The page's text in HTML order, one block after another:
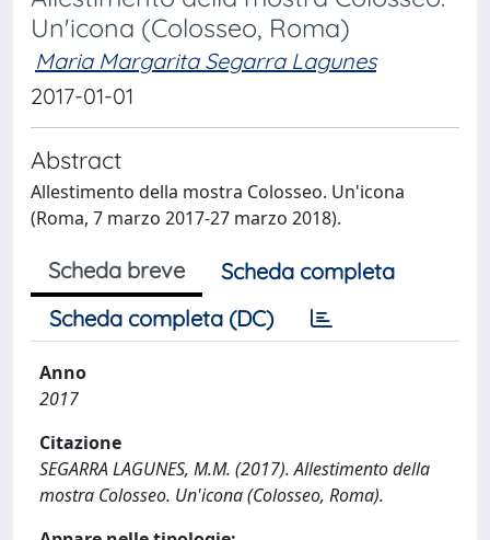
Un'icona (Colosseo, Roma)
Maria Margarita Segarra Lagunes
2017-01-01
Abstract
Allestimento della mostra Colosseo. Un'icona
(Roma, 7 marzo 2017-27 marzo 2018).
Scheda breve
Scheda completa
Scheda completa (DC)
Anno
2017
Citazione
SEGARRA LAGUNES, M.M. (2017). Allestimento della
mostra Colosseo. Un'icona (Colosseo, Roma).